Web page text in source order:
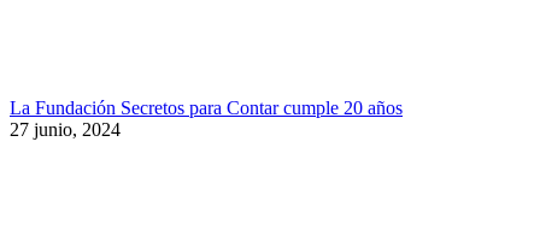
La Fundación Secretos para Contar cumple 20 años
27 junio, 2024